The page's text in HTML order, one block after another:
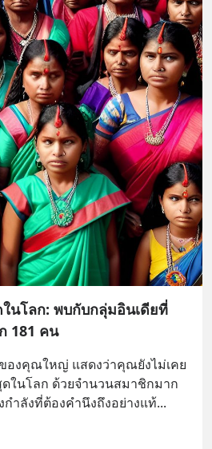
นโลก: พบกับกลุ่มอินเดียที่
181 คน
งคุณใหญ่ แสดงว่าคุณยังไม่เคย
ในโลก ด้วยจำนวนสมาชิกมาก
กำลังที่ต้องคำนึงถึงอย่างแท้...